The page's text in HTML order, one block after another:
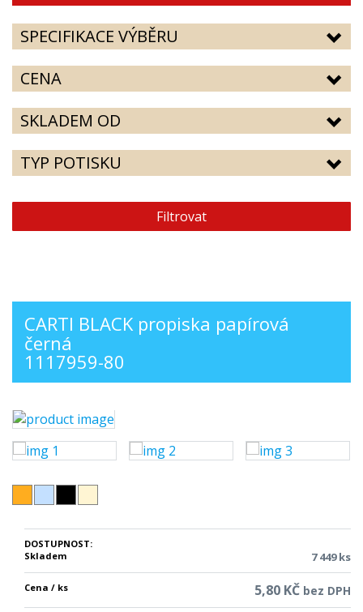
SPECIFIKACE VÝBĚRU
CENA
SKLADEM OD
TYP POTISKU
Filtrovat
CARTI BLACK propiska papírová
černá
1117959-80
DOSTUPNOST:
Skladem
7 449 ks
Cena / ks 5,80 KČ bez DPH